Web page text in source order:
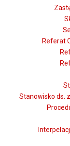
Referat
Stanowisko ds.